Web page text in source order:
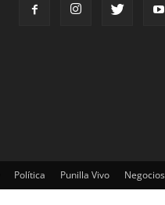
Política Punilla Vivo Negocios